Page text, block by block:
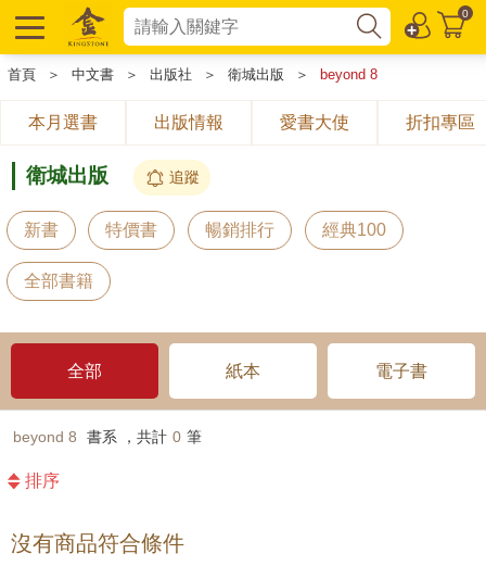
0
首頁 ＞ 中文書 ＞ 出版社 ＞ 衛城出版 ＞ beyond 8
本月選書 出版情報 愛書大使 折扣專區
衛城出版 追蹤
新書 特價書 暢銷排行 經典100
全部書籍
全部 紙本 電子書
beyond 8 書系 ，共計 0 筆
排序
沒有商品符合條件